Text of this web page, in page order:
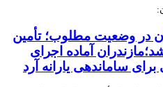
در وضعیت مطلوب؛ تأمین
۱۴۰۵ تضمین شد؛مازندران آماده اجرای
ساماندهی یارانه آرد